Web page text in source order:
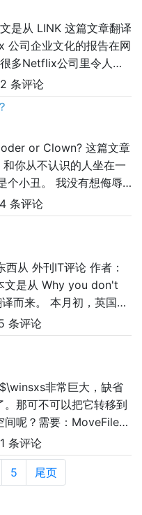
多Netflix公司里令人称
聘和辞退员工的。 里
是怎样对待员工的，这使
工作场所。报告里面提
的清单
2 条评论
个小丑。 我没有想侮辱
感谢这么多年的教育和
人。 但是，有些程序
一位毕业生。我把他叫
悯，为了和缓的帮他热
4 条评论
西从 外刊IT评论 作者：
文是从 Why you don't
而来。 本月初，英国发
十分的严重，英国警方
面的这个故事就是发生
条评论
非常巨大，缺省
那可不可以把它转移到
间呢？需要：MoveFile
，解压后，复制到
以在百度搜索下载，也
载地址已经发到你的消息
1 条评论
5 尾页